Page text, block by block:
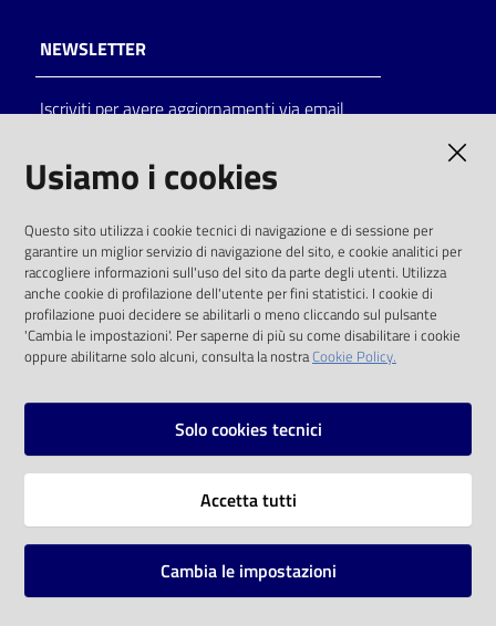
Catalogo
on line
Eventi
Chiedi al
bibliotecario
NEWSLETTER
Iscriviti per avere aggiornamenti via email
solo alle condizioni previste dalla direttiva
comunitaria 2003/98/CE e dal d.lgs. 36/2006
SOCIAL
Instagram
Vai alla pagina
Mappa del sito
Usiamo i cookies
Questo sito utilizza i cookie tecnici di navigazione e di sessione per
garantire un miglior servizio di navigazione del sito, e cookie analitici per
raccogliere informazioni sull'uso del sito da parte degli utenti. Utilizza
anche cookie di profilazione dell'utente per fini statistici. I cookie di
profilazione puoi decidere se abilitarli o meno cliccando sul pulsante
'Cambia le impostazioni'. Per saperne di più su come disabilitare i cookie
oppure abilitarne solo alcuni, consulta la nostraCookie Policy.
Solo cookies tecnici
Accetta tutti
Cambia le impostazioni